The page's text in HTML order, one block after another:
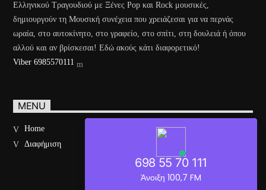
Ελληνικού Τραγουδιού με Ξένες Pop και Rock μουσικές,
δημιουργούν τη Μουσική συνέχεια που χρειάζεσαι για να περνάς
ωραία, στο αυτοκίνητο, στο γραφείο, στο σπίτι, στη δουλειά ή όπου
αλλού και αν βρίσκεσαι! Εδώ ακούς κάτι διαφορετικό!
Viber 6985570111
MENU
Home
Διαφήμιση
698 55 70 111
Άνοιξη 100,7 FM